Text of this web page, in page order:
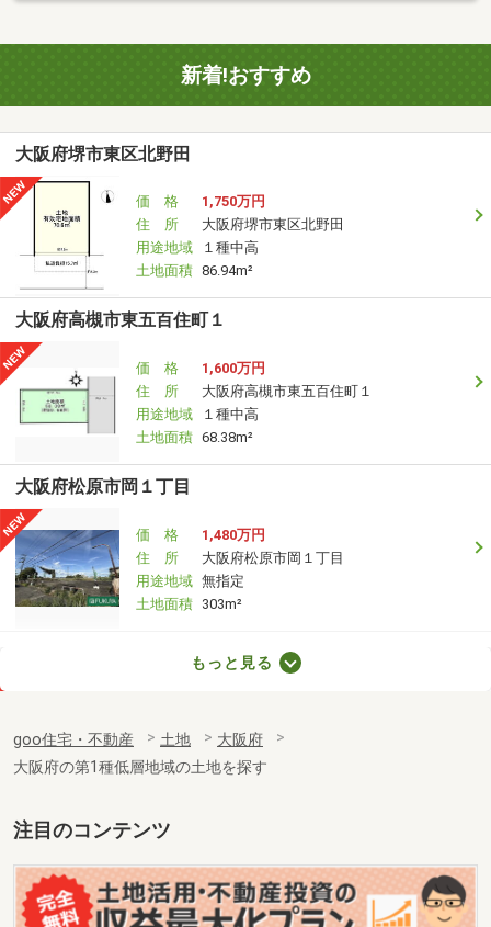
新着!おすすめ
大阪府堺市東区北野田
価 格
1,750万円
住 所
大阪府堺市東区北野田
用途地域
１種中高
土地面積 86.94m²
大阪府高槻市東五百住町１
価 格
1,600万円
住 所
大阪府高槻市東五百住町１
用途地域
１種中高
土地面積 68.38m²
大阪府松原市岡１丁目
価 格
1,480万円
住 所
大阪府松原市岡１丁目
用途地域 無指定
土地面積 303m²
用途地域
１種住居
土地面積 137.76m²
大阪府羽曳野市恵我之荘６丁目
価 格
955.80万円
住 所
大阪府羽曳野市恵我之荘６丁目
用途地域 １種住居
もっと見る
goo住宅・不動産 土地
大阪府
大阪府の第1種低層地域の土地を探す
注目のコンテンツ